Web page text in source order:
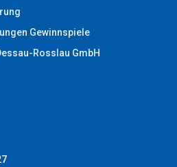
Gewinnspiele
Rosslau GmbH